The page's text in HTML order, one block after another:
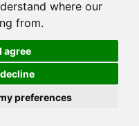
where our
from.
I agree
preferences
(Guangdong)
réservés |
Assistance technique:
des dents Onuge